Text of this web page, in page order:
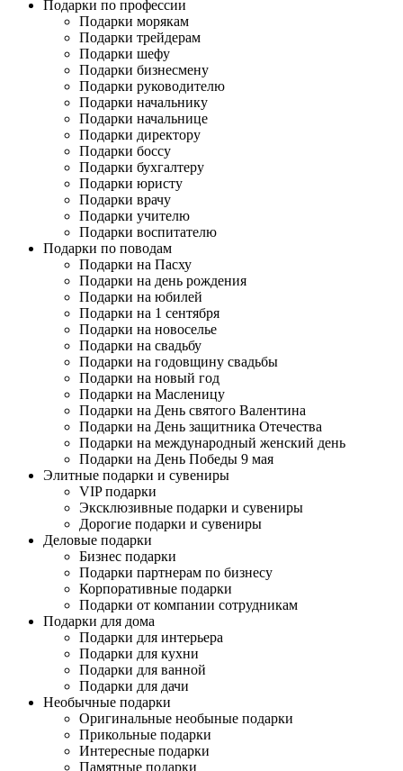
Подарки по профессии
Подарки морякам
Подарки трейдерам
Подарки шефу
Подарки бизнесмену
Подарки руководителю
Подарки начальнику
Подарки начальнице
Подарки директору
Подарки боссу
Подарки бухгалтеру
Подарки юристу
Подарки врачу
Подарки учителю
Подарки воспитателю
Подарки по поводам
Подарки на Пасху
Подарки на день рождения
Подарки на юбилей
Подарки на 1 сентября
Подарки на новоселье
Подарки на свадьбу
Подарки на годовщину свадьбы
Подарки на новый год
Подарки на Масленицу
Подарки на День святого Валентина
Подарки на День защитника Отечества
Подарки на международный женский день
Подарки на День Победы 9 мая
Элитные подарки и сувениры
VIP подарки
Эксклюзивные подарки и сувениры
Дорогие подарки и сувениры
Деловые подарки
Бизнес подарки
Подарки партнерам по бизнесу
Корпоративные подарки
Подарки от компании сотрудникам
Подарки для дома
Подарки для интерьера
Подарки для кухни
Подарки для ванной
Подарки для дачи
Необычные подарки
Оригинальные необыные подарки
Прикольные подарки
Интересные подарки
Памятные подарки